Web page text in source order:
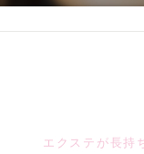
エクステが長持